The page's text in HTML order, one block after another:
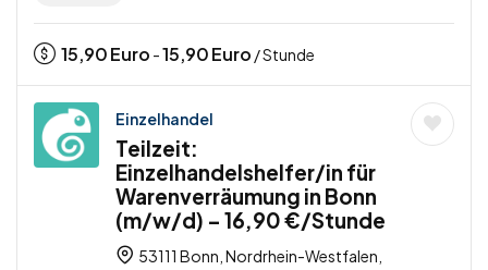
15,90Euro -15,90Euro / Stunde
Einzelhandel
Teilzeit:
Einzelhandelshelfer/in für
Warenverräumung in Bonn
(m/w/d) – 16,90 €/Stunde
53111 Bonn, Nordrhein-Westfalen,